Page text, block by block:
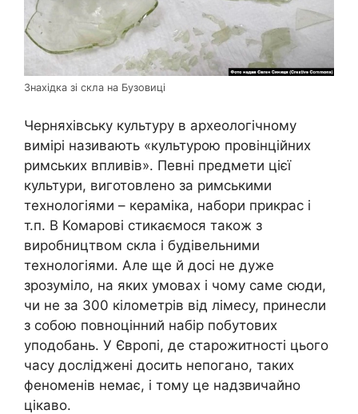
Знахідка зі скла на Бузовиці
Черняхівську культуру в археологічному
вимірі називають «культурою провінційних
римських впливів». Певні предмети цієї
культури, виготовлено за римськими
технологіями – кераміка, набори прикрас і
т.п. В Комарові стикаємося також з
виробництвом скла і будівельними
технологіями. Але ще й досі не дуже
зрозуміло, на яких умовах і чому саме сюди,
чи не за 300 кілометрів від лімесу, принесли
з собою повноцінний набір побутових
уподобань. У Європі, де старожитності цього
часу досліджені досить непогано, таких
феноменів немає, і тому це надзвичайно
цікаво.